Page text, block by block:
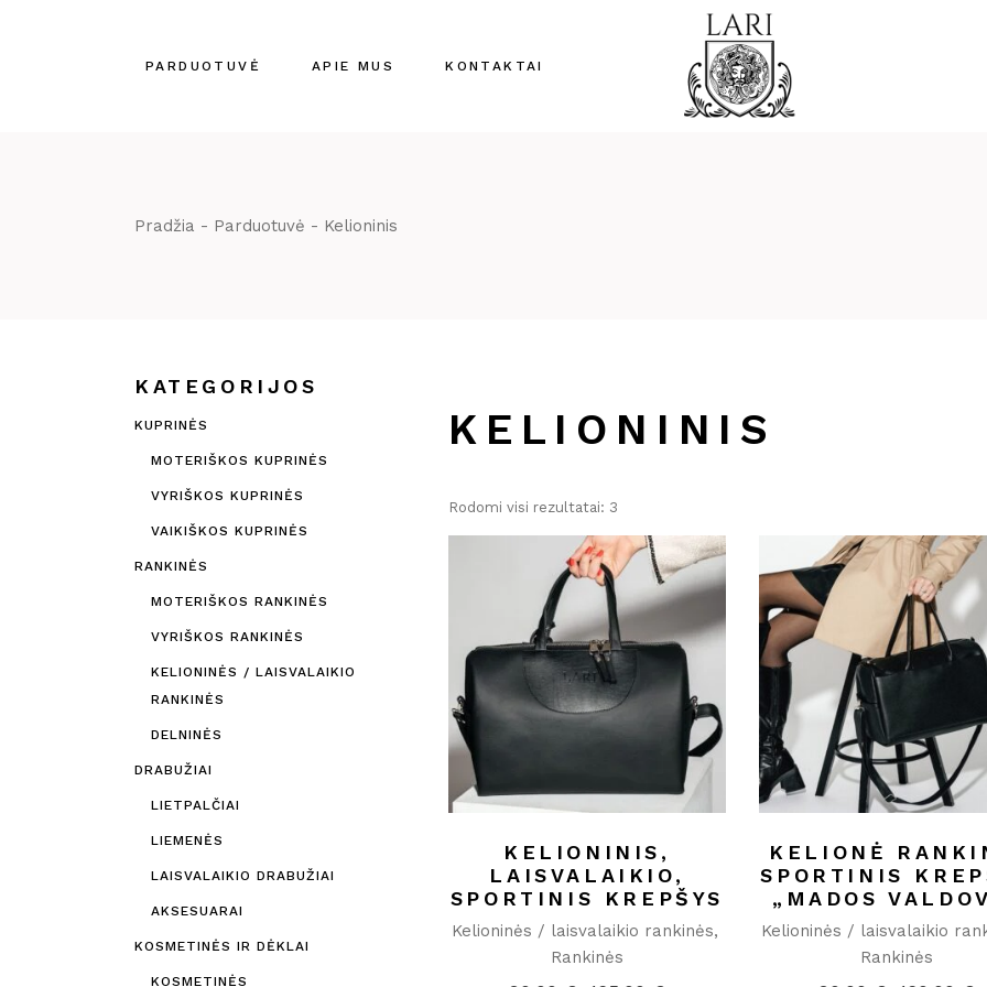
PARDUOTUVĖ APIE MUS KONTAKTAI
Pradžia Parduotuvė Kelioninis
KELIONINIS
Rodomi visi rezultatai: 3
KELIONINIS,
LAISVALAIKIO,
SPORTINIS KREPŠYS
Kelioninės / laisvalaikio rankinės
Rankinės
KELIONĖ
SPORTINIS
„MADOS
Kelioninės / laisvalaikio
Rankinės
KATEGORIJOS
KUPRINĖS
MOTERIŠKOS KUPRINĖS
VYRIŠKOS KUPRINĖS
VAIKIŠKOS KUPRINĖS
RANKINĖS
MOTERIŠKOS RANKINĖS
VYRIŠKOS RANKINĖS
KELIONINĖS / LAISVALAIKIO
RANKINĖS
DELNINĖS
DRABUŽIAI
LIETPALČIAI
LIEMENĖS
LAISVALAIKIO DRABUŽIAI
AKSESUARAI
KOSMETINĖS IR DĖKLAI
KOSMETINĖS